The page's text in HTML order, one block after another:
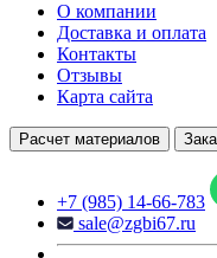
О компании
Доставка и оплата
Контакты
Отзывы
Карта сайта
Расчет материалов
+7 (985) 14-66-783
sale@zgbi67.ru